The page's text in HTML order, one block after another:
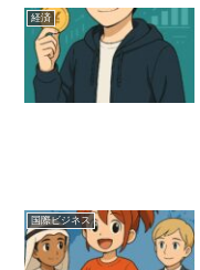
経済
国際ビジネス